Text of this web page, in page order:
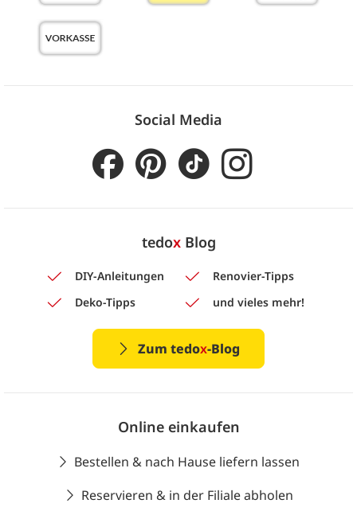
Social Media
tedoxBlog
DIY-Anleitungen
Renovier-Tipps
Deko-Tipps
und vieles mehr!
Zum tedox-Blog
Online einkaufen
Bestellen & nach Hause liefern lassen
Reservieren & in der Filiale abholen